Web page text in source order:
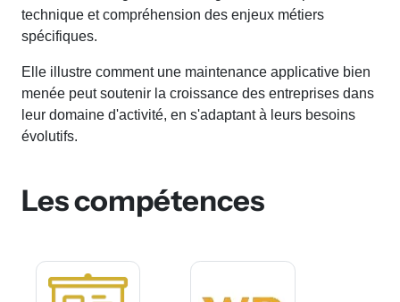
technique et compréhension des enjeux métiers
spécifiques.
Elle illustre comment une maintenance applicative bien
menée peut soutenir la croissance des entreprises dans
leur domaine d'activité, en s'adaptant à leurs besoins
évolutifs.
Les compétences